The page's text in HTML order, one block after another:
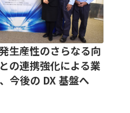
生産性のさらなる向
の連携強化による業
今後の DX 基盤へ